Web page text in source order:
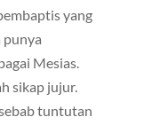
yang
punya
Mesias.
sikap jujur.
tuntutan